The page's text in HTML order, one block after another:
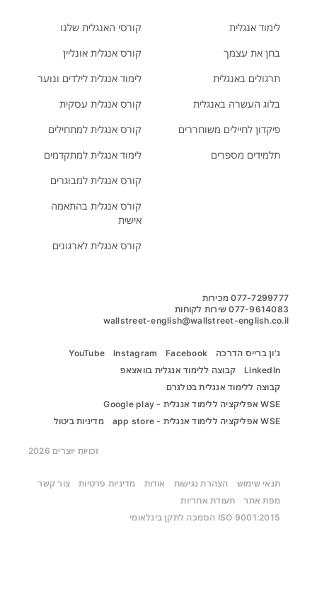
לימוד אנגלית
בחן את עצמך
תרגולים באנגלית
בלוג העשרה באנגלית
פיקדון לחיילים משוחררים
תלמידים מספרים
קורסי האנגלית שלנו
קורס אנגלית אונליין
לימוד אנגלית לילדים ונוער
קורס אנגלית עסקית
קורס אנגלית למתחילים
לימוד אנגלית למתקדמים
קורס אנגלית למבוגרים
קורס אנגלית בהתאמה
אישית
קורס אנגלית לארגונים
077-7299777 מכירות
077-9614083 שירות לקוחות
wallstreet-english@wallstreet-english.co.il
ג'ון ברייס הדרכה Facebook
Instagram
YouTube
LinkedIn
קבוצה ללימוד אנגלית בוואצאפ
קבוצה ללימוד אנגלית בטלגרם
WSE אפליקציה ללימוד אנגלית - Google play
WSE אפליקציה ללימוד אנגלית - app store
מדיניות ביטול
זכויות יוצרים 2026
תנאי שימוש הצהרת נגישות אודות מדיניות פרטיות
צור קשר
מפת אתר
תעודת אחריות
ISO 9001:2015 הסמכה לתקן בינלאומי